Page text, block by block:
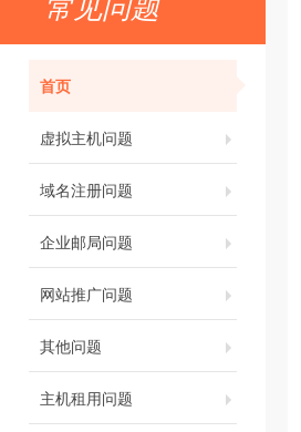
首页
虚拟主机问题
域名注册问题
企业邮局问题
网站推广问题
其他问题
主机租用问题